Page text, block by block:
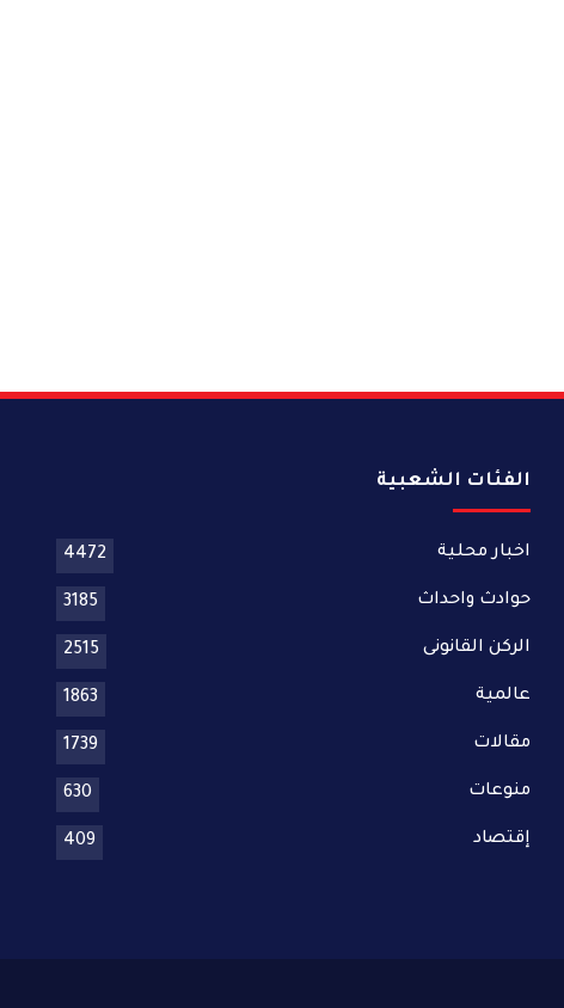
الفئات الشعبية
اخبار محلية 4472
حوادث واحداث 3185
الركن القانونى 2515
عالمية 1863
مقالات 1739
منوعات 630
إقتصاد 409